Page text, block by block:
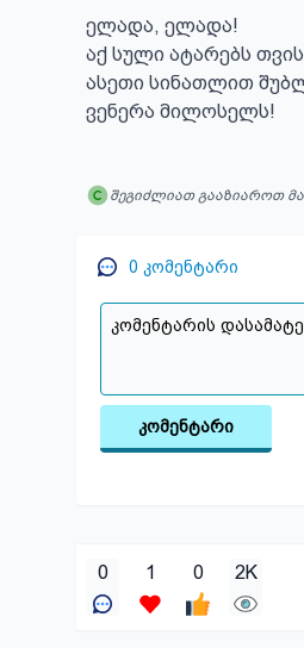
ელადა, ელადა!
აქ სული ატარებს
ასეთი სინათლით
ვენერა მილოსელს!
შეგიძლიათ გააზიაროთ
0 კომენტარი
კომენტარი
0 1 0 2K